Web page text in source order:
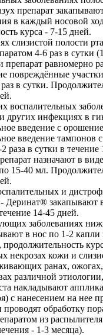
препарат
в каждый носовой
курса - 7-15 дней.
слизистой полости
4-6 раз в сутки
препарат равномерно
повреждённые
в сутки.
воспалительных
других инфекциях в
введение с
введение тампонов
раза в сутки в течение
назначают в
15-40 мл.
и
Деринат® закапывают в
14-45 дней.
заболеваниях
в нос по 1-2
продолжительность
некрозах кожи и
ранах,
различной
накладывают
с нанесением на нее
проводят обработку
из
- 1-3 месяца).